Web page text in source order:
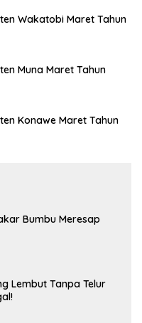
Wakatobi Maret Tahun
Muna Maret Tahun
Konawe Maret Tahun
Bumbu Meresap
Lembut Tanpa Telur